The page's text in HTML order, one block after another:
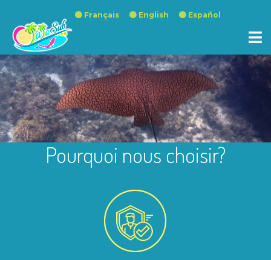
Français English Español
Pourquoi nous choisir?